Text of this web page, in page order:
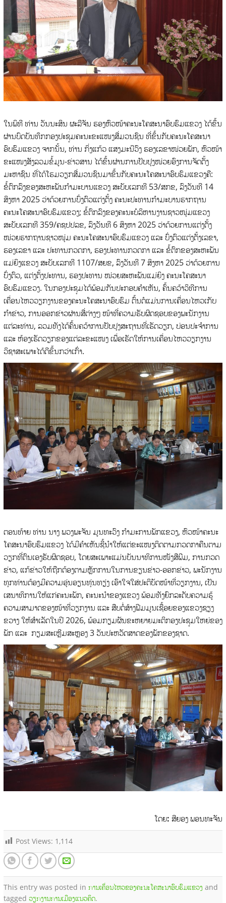
ໃນພິທີ ທ່ານ ວັນນະສິນ ຜະລີຈັນ ຮອງຫົວໜ້າຄະນະໂຄສະນາອົບຮົມແຂວງ ໄດ້ຂຶ້ນ
ຜ່ານບົດບັນທຶກກອງປະຊຸມຄະນະຂະແໜງສື່ມວນຊົນ ທີ່ຂຶ້ນກັບຄະນະໂຄສະນາ
ອົບຮົມແຂວງ ຈາກນັ້ນ, ທ່ານ ກິ່ງແກ້ວ ແສງມະນີວົງ ຮອງເລຂາໜ່ວຍພັກ, ຫົວໜ້າ
ຂະແໜງສັງລວມຂໍ້ມູນ-ຂ່າວສານ ໄດ້ຂຶ້ນຜ່ານການປັບປຸງໜ່ວຍອົງການຈັດຕັ້ງ
ມະຫາຊົນ ທີ່ໄດ້ໂຮມວຽກສື່ມວນຊົນມາຂຶ້ນກັບຄະນະໂຄສະນາອົບຮົມແຂວງຄື:
ຂໍ້ຕົກລົງຂອງສະຫະພັນກໍາມະບານແຂວງ ສະບັບເລກທີ 53/ສກຂ, ລົງວັນທີ 14
ສິງຫາ 2025 ວ່າດ້ວຍການບົ່ງຕົວແຕ່ງຕັ້ງ ຄະນະປະທານກໍາມະບານຮາກຖານ
ຄະນະໂຄສະນາອົບຮົມແຂວງ; ຂໍ້ຕົກລົງຂອງຄະນະບໍລິຫານງານຊາວໜຸ່ມແຂວງ
ສະບັບເລກທີ 359/ຄຊປປລຂ, ລົງວັນທີ 6 ສິງຫາ 2025 ວ່າດ້ວຍການແຕ່ງຕັ້ງ
ໜ່ວຍຮາກຖານຊາວໜຸ່ມ ຄະນະໂຄສະນາອົບຮົມແຂວງ ແລະ ບົ່ງຕົວແຕ່ງຕັ້ງເລຂາ,
ຮອງເລຂາ ແລະ ປະທານກວດກາ, ຮອງປະທານກວດກາ ແລະ ຂໍ້ຕົກຂອງສະຫະພັນ
ແມ່ຍິງແຂວງ ສະບັບເລກທີ 1107/ສຍຂ, ລົງວັນທີ 7 ສິງຫາ 2025 ວ່າດ້ວຍການ
ບົ່ງຕົວ, ແຕ່ງຕັ້ງປະທານ, ຮອງປະທານ ໜ່ວຍສະຫະພັນແມ່ຍິງ ຄະນະໂຄສະນາ
ອົບຮົມແຂວງ. ໃນກອງປະຊຸມໄດ້ພ້ອມກັນປະກອບຄໍາເຫັນ, ຄົ້ນຄວ້າວິທີການ
ເຄື່ອນໄຫວວຽກງານຂອງຄະນະໂຄສະນາອົບຮົມ ຕົ້ນຕໍແມ່ນການເຄື່ອນໄຫວເກັບ
ກໍາຂ່າວ, ການອອກຂ່າວຜ່ານສື່ຕ່າງໆ ໜ້າທີ່ຄວາມຮັບຜິດຊອບຂອງພະນັກງານ
ແຕ່ລະທ່ານ, ລວມທັງໄດ້ຄົ້ນຄວ້າການປັບປຸງສະຖານທີ່ເຮັດວຽກ, ບ່ອນປະຈໍາການ
ແລະ ຫ້ອງເຮັດວຽກຂອງແຕ່ລະຂະແໜງ ເພື່ອເຮັດໃຫ້ການເຄື່ອນໄຫວວຽກງານ
ວິຊາສະເພາະໄດ້ດີຂຶ້ນກວ່າເກົ່າ.
ຕອນທ້າຍ ທ່ານ ນາງ ພວງພະຈັນ ມູນທະວົງ ກໍາມະການພັກແຂວງ, ຫົວໜ້າຄະນະ
ໂຄສະນາອົບຮົມແຂວງ ໄດ້ມີຄໍາເຫັນຊີ້ນໍາໃຫ້ແຕ່ຂະແໜງຕິດຕາມກວດກາຄືນຕາມ
ວຽກທີ່ຕົນເອງຮັບຜິດຊອບ, ໂດຍສະເພາະແມ່ນບັນນາທິການໜັງສືພີມ, ການກວດ
ຂ່າວ, ແກ້ຂ່າວໃຫ້ຖືກຕ້ອງຕາມຫຼັກການໃນການຂຽນຂ່າວ-ອອກຂ່າວ, ພະນັກງານ
ທຸກທ່ານຕ້ອງມີຄວາມອຸ່ນອຽນທຸ່ນທຽ່ງ ເອົາໃຈໃສ່ປະຕິບັດໜ້າທີ່ວຽກງານ, ເປັນ
ເສນາທິການໃຫ້ແກ່ຄະນະພັກ, ຄະນະນໍາຂອງແຂວງ ພ້ອມທັງຍົກລະດັບຄວາມຮູ້
ຄວາມສາມາດຂອງໜ້າທີ່ວຽກງານ ແລະ ສືບຕໍ່ສ້າງຟີມມູນເຊື້ອຍຂອງແຂວງຊຽງ
ຂວາງ ໃຫ້ສໍາເລັດໃນປີ 2026, ພ້ອມກຽມຜັນຂະຫຍາຍມະຕິກອງປະຊຸມໃຫຍ່ຂອງ
ພັກ ແລະ ກຽມສະເຫຼີມສະຫຼອງ 3 ວັນປະຫວັດສາດຂອງພັກຂອງຊາດ.
ໂດຍ: ສີຍອງ ພອນທະຈັນ
Post Views: 1,114
This entry was posted in ການເຄື່ອນໄຫວຂອງຄະນະໂຄສະນາອົບຮົມແຂວງ and
tagged ວຽກງານການເມືອງແນວຄິດ.